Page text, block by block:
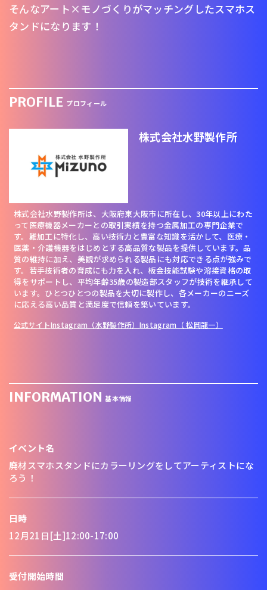
そんなアート×モノづくりがマッチングしたスマホス
タンドになります！
PROFILE プロフィール
株式会社水野製作所
株式会社水野製作所は、大阪府東大阪市に所在し、30年以上にわた
って医療機器メーカーとの取引実績を持つ金属加工の専門企業で
す。難加工に特化し、高い技術力と豊富な知識を活かして、医療・
医薬・介護機器をはじめとする高品質な製品を提供しています。品
質の維持に加え、美観が求められる製品にも対応できる点が強みで
す。若手技術者の育成にも力を入れ、板金技能試験や溶接資格の取
得をサポートし、平均年齢35歳の製造部スタッフが技術を継承して
います。ひとつひとつの製品を大切に製作し、各メーカーのニーズ
に応える高い品質と満足度で信頼を築いています。
公式サイトInstagram（水野製作所） Instagram（ 松岡龍一）
INFORMATION 基本情報
イベント名
廃材スマホスタンドにカラーリングをしてアーティストにな
ろう！
日時
12月21日[土]12:00-17:00
受付開始時間